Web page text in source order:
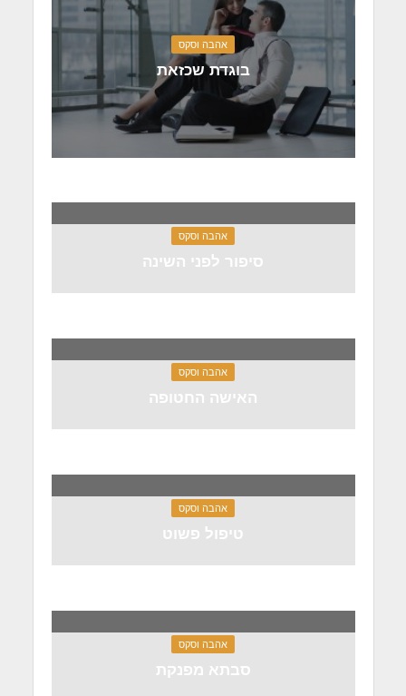
אהבה וסקס
בוגדת שכזאת
אהבה וסקס
סיפור לפני השינה
אהבה וסקס
האישה החטופה
אהבה וסקס
טיפול פשוט
אהבה וסקס
סבתא מפנקת